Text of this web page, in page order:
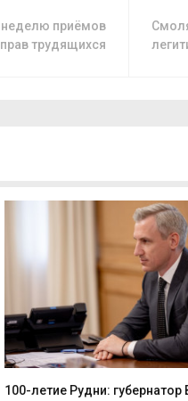
неделю приёмов
трудящихся
100-летие Рудни: губернатор